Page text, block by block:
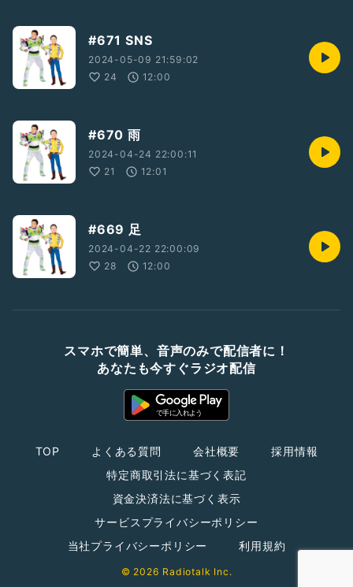
#671 SNS
2024-05-09 21:59:02
24
12:00
#670 雨
2024-04-24 22:00:11
21
12:01
#669 足
2024-04-22 22:00:09
28
12:00
スマホで簡単、音声のみで配信者に！
あなたも今すぐラジオ配信
TOP よくある質問 会社概要
採用情報
特定商取引法に基づく表記
資金決済法に基づく表示
サービスプライバシーポリシー
当社プライバシーポリシー
利用規約
© 2026 Radiotalk Inc.